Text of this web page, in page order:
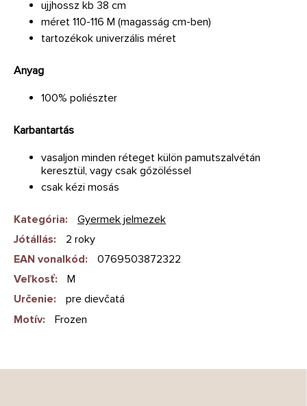
ujjhossz kb 38 cm
méret 110-116 M (magasság cm-ben)
tartozékok univerzális méret
Anyag
100% poliészter
Karbantartás
vasaljon minden réteget külön pamutszalvétán
keresztül, vagy csak gőzöléssel
csak kézi mosás
Kategória:
Gyermek jelmezek
Jótállás:
2 roky
EAN vonalkód:
0769503872322
Veľkosť:
M
Určenie:
pre dievčatá
Motív: Frozen